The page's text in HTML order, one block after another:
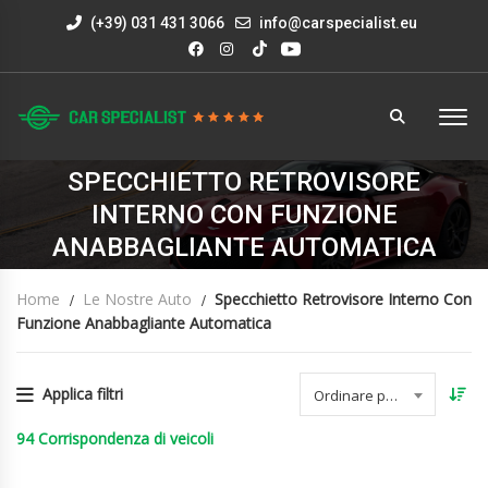
(+39) 031 431 3066 info@carspecialist.eu
SPECCHIETTO RETROVISORE
INTERNO CON FUNZIONE
ANABBAGLIANTE AUTOMATICA
Home Le Nostre Auto
Specchietto Retrovisore Interno Con
Funzione Anabbagliante Automatica
Applica filtri Ordinare per data
94 Corrispondenza di veicoli